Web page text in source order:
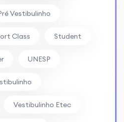
Vestibulinho
Class Student
UNESP
Vestibulinho Etec